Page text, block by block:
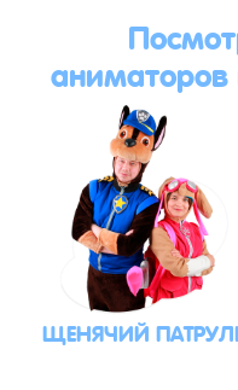
ЩЕНЯЧИЙ